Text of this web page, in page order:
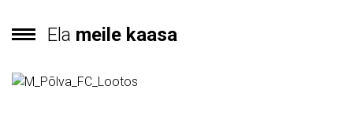
Ela meile kaasa